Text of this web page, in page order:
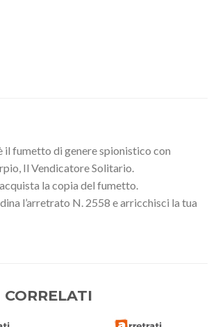
il fumetto di genere spionistico con
Il Vendicatore Solitario.
la copia del fumetto.
l’arretrato N. 2558 e arricchisci la tua